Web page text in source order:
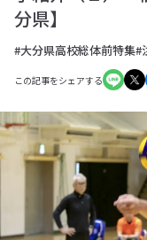
分県】
#大分県高校総体前特集#
この記事をシェアする